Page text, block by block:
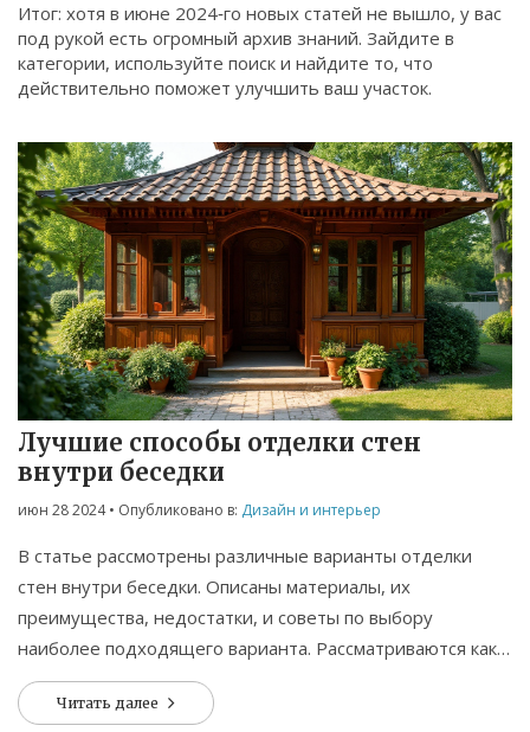
Итог: хотя в июне 2024‑го новых статей не вышло, у вас
под рукой есть огромный архив знаний. Зайдите в
категории, используйте поиск и найдите то, что
действительно поможет улучшить ваш участок.
Лучшие способы отделки стен
внутри беседки
июн 28 2024• Опубликовано в: Дизайн и интерьер
В статье рассмотрены различные варианты отделки
стен внутри беседки. Описаны материалы, их
преимущества, недостатки, и советы по выбору
наиболее подходящего варианта. Рассматриваются как
традиционные, так и современные способы отделки, а
также полезные советы по уходу за выбранными
Читать далее